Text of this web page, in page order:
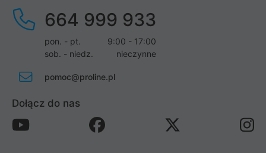
664 999 933
pon. - pt.
9:00 - 17:00
sob. - niedz.
nieczynne
pomoc@proline.pl
Dołącz do nas